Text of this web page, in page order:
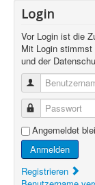
Login
Vor Login ist die
Mit Login stimmst
und der
Benutzername
Passwort
Angemeldet
Anmelden
Registrieren